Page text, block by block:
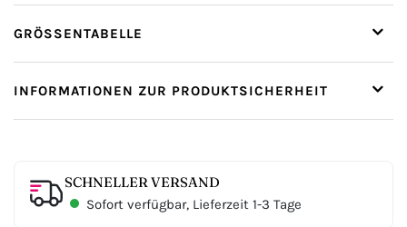
GRÖSSENTABELLE
INFORMATIONEN ZUR PRODUKTSICHERHEIT
SCHNELLER VERSAND
Sofort verfügbar, Lieferzeit 1-3 Tage